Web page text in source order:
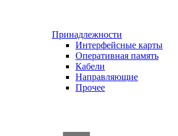
Принадлежности
Интерфейсные карты
Оперативная память
Кабели
Направляющие
Прочее